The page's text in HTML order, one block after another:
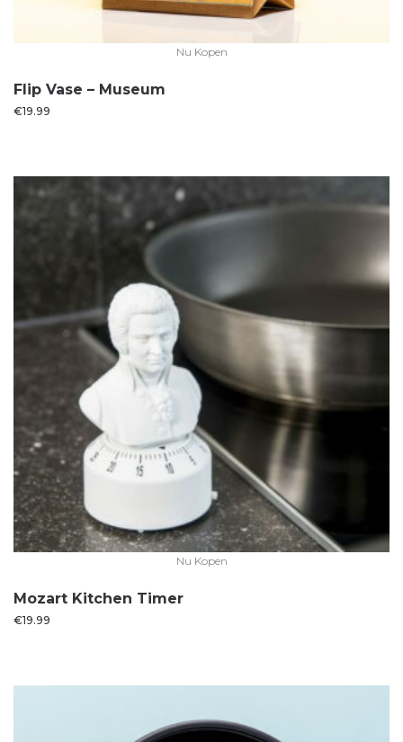
Nu Kopen
Flip Vase – Museum
€19.99
Nu Kopen
Mozart Kitchen Timer
€19.99